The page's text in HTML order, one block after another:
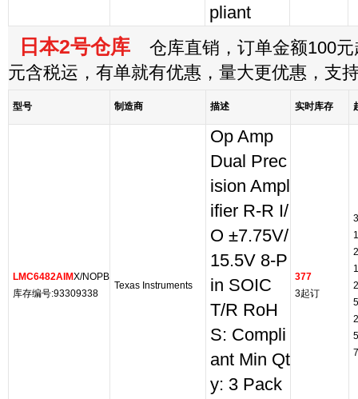
pliant
日本2号仓库 仓库直销，订单金额100元
元含税运，有单就有优惠，量大更优惠，支
型号 制造商 描述 实时库存
LMC6482AIMX/NOPB
库存编号:93309338
Texas Instruments
Op Amp
Dual Prec
ision Ampl
ifier R-R I/
O ±7.75V/
15.5V 8-P
in SOIC
T/R RoH
S: Compli
ant Min Qt
y: 3 Pack
377
3起订